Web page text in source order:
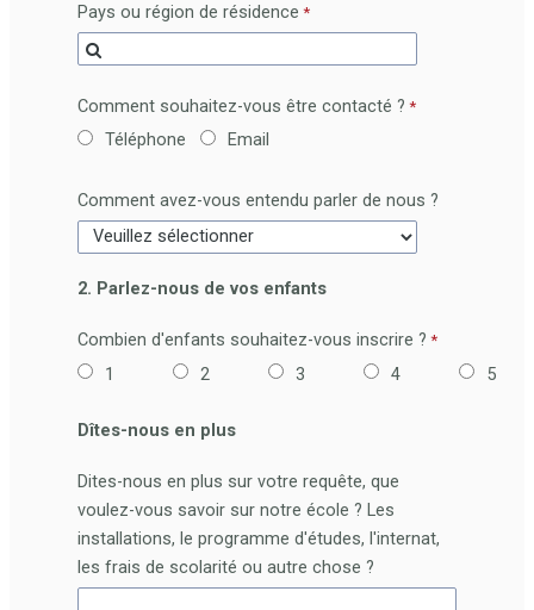
Pays ou région de résidence
Comment souhaitez-vous être contacté ?
Téléphone
Email
Comment avez-vous entendu parler de nous ?
2. Parlez-nous de vos enfants
Combien d'enfants souhaitez-vous inscrire ?
1
2 3 4 5
Dîtes-nous en plus
Dites-nous en plus sur votre requête, que
voulez-vous savoir sur notre école ? Les
installations, le programme d'études, l'internat,
les frais de scolarité ou autre chose ?